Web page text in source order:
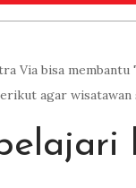
Via bisa
agar wisatawan